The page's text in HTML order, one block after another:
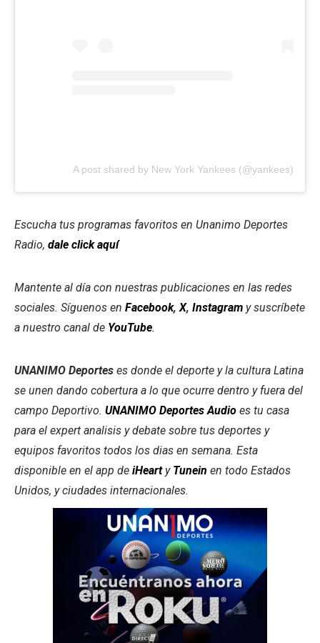
A post shared by New York Yankees (@yankees)
Escucha tus programas favoritos en Unanimo Deportes
Radio, dale click aquí
Mantente al día con nuestras publicaciones en las redes
sociales. Síguenos en Facebook,X, Instagram y suscríbete
a nuestro canal de YouTube.
UNANIMO Deportes es donde el deporte y la cultura Latina
se unen dando cobertura a lo que ocurre dentro y fuera del
campo Deportivo. UNANIMO Deportes Audio es tu casa
para el expert analisis y debate sobre tus deportes y
equipos favoritos todos los dias en semana. Esta
disponible en el app de iHeart y Tunein en todo Estados
Unidos, y ciudades internacionales.